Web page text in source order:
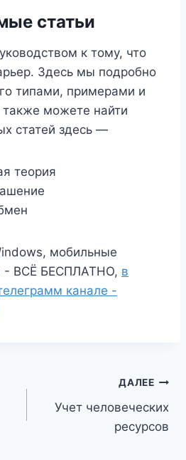
статьи
к тому, что
Здесь мы подробно
типами, примерами и
можете найти
статей здесь —
теория
мобильные
- ВСЁ БЕСПЛАТНО, в
канале -
ДАЛЕЕ
Учет человеческих
ресурсов